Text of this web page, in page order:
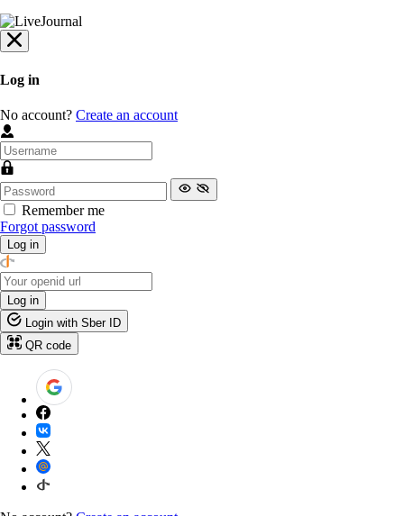
Log in
No account? Create an account
Remember me
Forgot password
Log in
Log in
Login with Sber ID
QR code